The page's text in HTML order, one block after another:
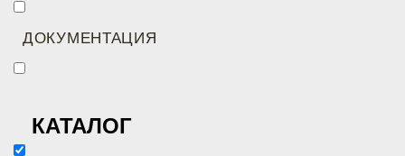
ДОКУМЕНТАЦИЯ
КАТАЛОГ